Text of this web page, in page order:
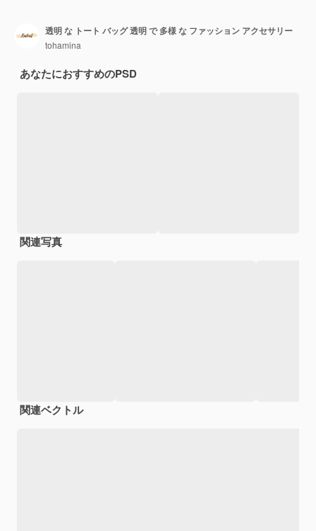
透明 な トート バッグ 透明 で 多様 な ファッション アクセサリー
tohamina
あなたにおすすめのPSD
関連写真
関連ベクトル